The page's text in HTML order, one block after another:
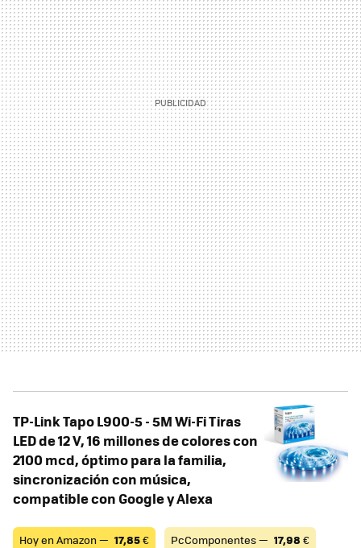
TP-Link Tapo L900-5 - 5M Wi-Fi Tiras
LED de 12 V, 16 millones de colores con
2100 mcd, óptimo para la familia,
sincronización con música,
compatible con Google y Alexa
Hoy en Amazon — 17,85€ PcComponentes — 17,98 €